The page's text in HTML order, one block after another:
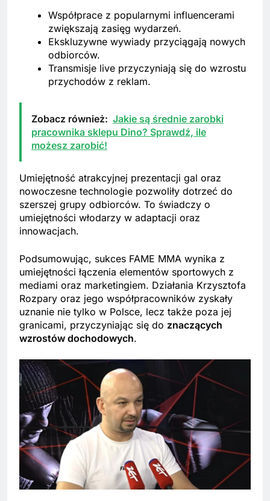
Współprace z popularnymi influencerami
zwiększają zasięg wydarzeń.
Ekskluzywne wywiady przyciągają nowych
odbiorców.
Transmisje live przyczyniają się do wzrostu
przychodów z reklam.
Zobacz również: Jakie są średnie zarobki
pracownika sklepu Dino? Sprawdź, ile
możesz zarobić!
Umiejętność atrakcyjnej prezentacji gal oraz
nowoczesne technologie pozwoliły dotrzeć do
szerszej grupy odbiorców. To świadczy o
umiejętności włodarzy w adaptacji oraz
innowacjach.
Podsumowując, sukces FAME MMA wynika z
umiejętności łączenia elementów sportowych z
mediami oraz marketingiem. Działania Krzysztofa
Rozpary oraz jego współpracowników zyskały
uznanie nie tylko w Polsce, lecz także poza jej
granicami, przyczyniając się do znaczących
wzrostów dochodowych.